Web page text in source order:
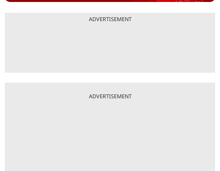
ADVERTISEMENT
ADVERTISEMENT